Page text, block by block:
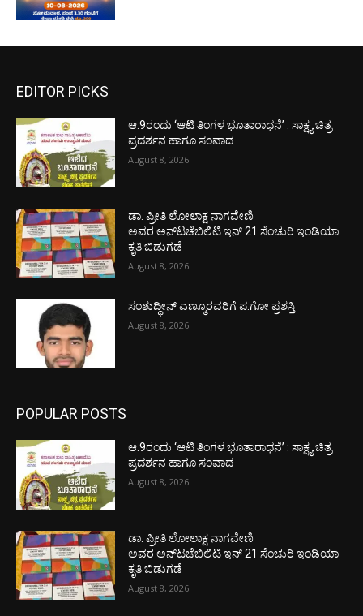
EDITOR PICKS
ಆ.9ರಂದು ‘ಆಟಿ ತಿಂಗಳ ಭೂತಾರಾಧನೆ’ : ಸಾಕ್ಷ್ಯ ಚಿತ್ರ
ಪ್ರದರ್ಶನ ಹಾಗೂ ಸಂವಾದ
August 8, 2026
ಡಾ. ಪ್ರೀತಿ ಲೋಲಾಕ್ಷ ನಾಗವೇಣಿ
ಅವರ ಅನ್‌ಟಚೆಬಿಲಿಟಿ ಇನ್ 21 ಸೆಂಚುರಿ ಇಂಡಿಯಾ
ಕೃತಿ ಬಿಡುಗಡೆ
August 8, 2026
ಸಂಶುದ್ಧೀನ್ ಎಣ್ಮೂರವರಿಗೆ ಪ.ಗೋ ಪ್ರಶಸ್ತಿ
August 8, 2026
POPULAR POSTS
ಆ.9ರಂದು ‘ಆಟಿ ತಿಂಗಳ ಭೂತಾರಾಧನೆ’ : ಸಾಕ್ಷ್ಯ ಚಿತ್ರ
ಪ್ರದರ್ಶನ ಹಾಗೂ ಸಂವಾದ
August 8, 2026
ಡಾ. ಪ್ರೀತಿ ಲೋಲಾಕ್ಷ ನಾಗವೇಣಿ
ಅವರ ಅನ್‌ಟಚೆಬಿಲಿಟಿ ಇನ್ 21 ಸೆಂಚುರಿ ಇಂಡಿಯಾ
ಕೃತಿ ಬಿಡುಗಡೆ
August 8, 2026